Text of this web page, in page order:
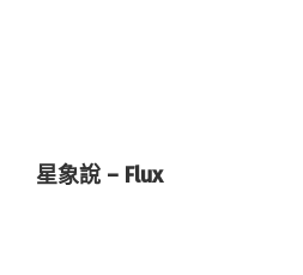
星象說 – Flux